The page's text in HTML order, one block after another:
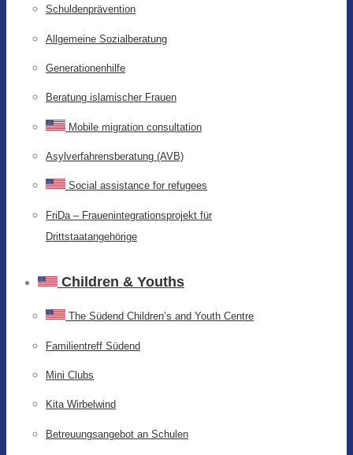
Schuldenprävention
Allgemeine Sozialberatung
Generationenhilfe
Beratung islamischer Frauen
Mobile migration consultation
Asylverfahrensberatung (AVB)
Social assistance for refugees
FriDa – Frauenintegrationsprojekt für
Drittstaatangehörige
Children & Youths
The Südend Children’s and Youth Centre
Familientreff Südend
Mini Clubs
Kita Wirbelwind
Betreuungsangebot an Schulen